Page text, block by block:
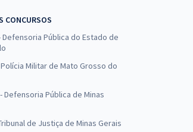
CONCURSOS
Defensoria Pública do Estado de
Polícia Militar de Mato Grosso do
- Defensoria Pública de Minas
de Justiça de Minas Gerais